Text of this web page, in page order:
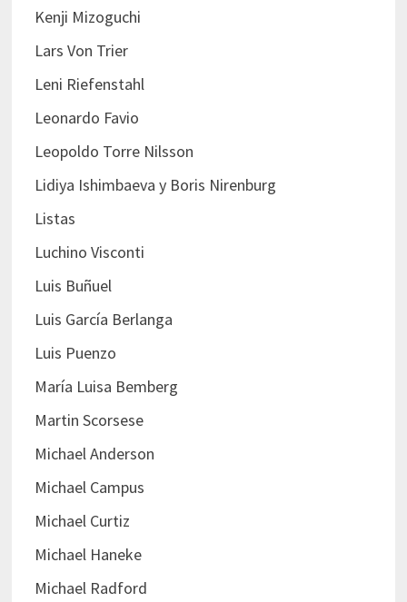
Kenji Mizoguchi
Lars Von Trier
Leni Riefenstahl
Leonardo Favio
Leopoldo Torre Nilsson
Lidiya Ishimbaeva y Boris Nirenburg
Listas
Luchino Visconti
Luis Buñuel
Luis García Berlanga
Luis Puenzo
María Luisa Bemberg
Martin Scorsese
Michael Anderson
Michael Campus
Michael Curtiz
Michael Haneke
Michael Radford